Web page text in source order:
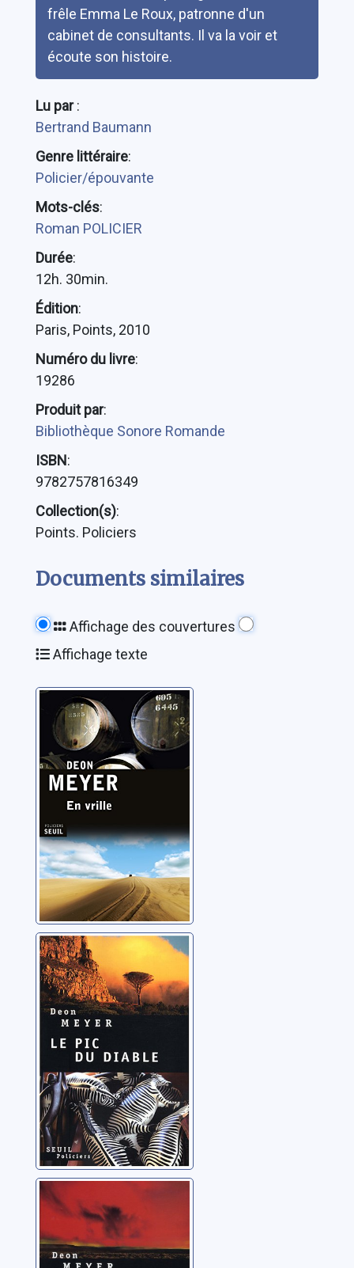
frêle Emma Le Roux, patronne d'un
cabinet de consultants. Il va la voir et
écoute son histoire.
Lu par:
Bertrand Baumann
Genre littéraire:
Policier/épouvante
Mots-clés:
Roman POLICIER
Durée:
12h. 30min.
Édition:
Paris, Points, 2010
Numéro du livre:
19286
Produit par:
Bibliothèque Sonore Romande
ISBN:
9782757816349
Collection(s):
Points. Policiers
Documents similaires
Affichage des couvertures
Affichage texte
En vrille
Meyer, Deon
Le pic du diable:
roman
Meyer, Deon
13 heures :
roman
Meyer, Deon